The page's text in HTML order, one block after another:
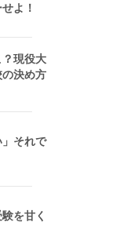
よ！
現役大
決め方
それで
を甘く